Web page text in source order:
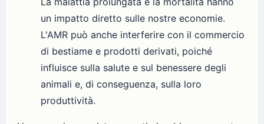
un impatto diretto sulle nostre economie.
L'AMR può anche interferire con il commercio
di bestiame e prodotti derivati, poiché
influisce sulla salute e sul benessere degli
animali e, di conseguenza, sulla loro
produttività.